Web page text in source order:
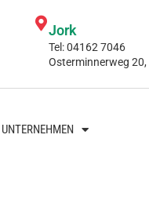
Jork
Tel: 04162 7046
Osterminnerweg
UNTERNEHMEN